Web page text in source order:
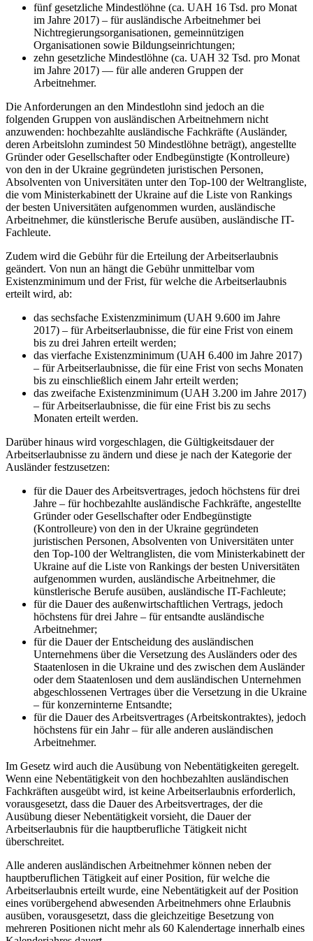
fünf gesetzliche Mindestlöhne (ca. UAH 16 Tsd. pro Monat
im Jahre 2017) – für ausländische Arbeitnehmer bei
Nichtregierungsorganisationen, gemeinnützigen
Organisationen sowie Bildungseinrichtungen;
zehn gesetzliche Mindestlöhne (ca. UAH 32 Tsd. pro Monat
im Jahre 2017) — für alle anderen Gruppen der
Arbeitnehmer.
Die Anforderungen an den Mindestlohn sind jedoch an die
folgenden Gruppen von ausländischen Arbeitnehmern nicht
anzuwenden: hochbezahlte ausländische Fachkräfte (Ausländer,
deren Arbeitslohn zumindest 50 Mindestlöhne beträgt), angestellte
Gründer oder Gesellschafter oder Endbegünstigte (Kontrolleure)
von den in der Ukraine gegründeten juristischen Personen,
Absolventen von Universitäten unter den Top-100 der Weltrangliste,
die vom Ministerkabinett der Ukraine auf die Liste von Rankings
der besten Universitäten aufgenommen wurden, ausländische
Arbeitnehmer, die künstlerische Berufe ausüben, ausländische IT-
Fachleute.
Zudem wird die Gebühr für die Erteilung der Arbeitserlaubnis
geändert. Von nun an hängt die Gebühr unmittelbar vom
Existenzminimum und der Frist, für welche die Arbeitserlaubnis
erteilt wird, ab:
das sechsfache Existenzminimum (UAH 9.600 im Jahre
2017) – für Arbeitserlaubnisse, die für eine Frist von einem
bis zu drei Jahren erteilt werden;
das vierfache Existenzminimum (UAH 6.400 im Jahre 2017)
– für Arbeitserlaubnisse, die für eine Frist von sechs Monaten
bis zu einschließlich einem Jahr erteilt werden;
das zweifache Existenzminimum (UAH 3.200 im Jahre 2017)
– für Arbeitserlaubnisse, die für eine Frist bis zu sechs
Monaten erteilt werden.
Darüber hinaus wird vorgeschlagen, die Gültigkeitsdauer der
Arbeitserlaubnisse zu ändern und diese je nach der Kategorie der
Ausländer festzusetzen:
für die Dauer des Arbeitsvertrages, jedoch höchstens für drei
Jahre – für hochbezahlte ausländische Fachkräfte, angestellte
Gründer oder Gesellschafter oder Endbegünstigte
(Kontrolleure) von den in der Ukraine gegründeten
juristischen Personen, Absolventen von Universitäten unter
den Top-100 der Weltranglisten, die vom Ministerkabinett der
Ukraine auf die Liste von Rankings der besten Universitäten
aufgenommen wurden, ausländische Arbeitnehmer, die
künstlerische Berufe ausüben, ausländische IT-Fachleute;
für die Dauer des außenwirtschaftlichen Vertrags, jedoch
höchstens für drei Jahre – für entsandte ausländische
Arbeitnehmer;
für die Dauer der Entscheidung des ausländischen
Unternehmens über die Versetzung des Ausländers oder des
Staatenlosen in die Ukraine und des zwischen dem Ausländer
oder dem Staatenlosen und dem ausländischen Unternehmen
abgeschlossenen Vertrages über die Versetzung in die Ukraine
– für konzerninterne Entsandte;
für die Dauer des Arbeitsvertrages (Arbeitskontraktes), jedoch
höchstens für ein Jahr – für alle anderen ausländischen
Arbeitnehmer.
Im Gesetz wird auch die Ausübung von Nebentätigkeiten geregelt.
Wenn eine Nebentätigkeit von den hochbezahlten ausländischen
Fachkräften ausgeübt wird, ist keine Arbeitserlaubnis erforderlich,
vorausgesetzt, dass die Dauer des Arbeitsvertrages, der die
Ausübung dieser Nebentätigkeit vorsieht, die Dauer der
Arbeitserlaubnis für die hauptberufliche Tätigkeit nicht
überschreitet.
Alle anderen ausländischen Arbeitnehmer können neben der
hauptberuflichen Tätigkeit auf einer Position, für welche die
Arbeitserlaubnis erteilt wurde, eine Nebentätigkeit auf der Position
eines vorübergehend abwesenden Arbeitnehmers ohne Erlaubnis
ausüben, vorausgesetzt, dass die gleichzeitige Besetzung von
mehreren Positionen nicht mehr als 60 Kalendertage innerhalb eines